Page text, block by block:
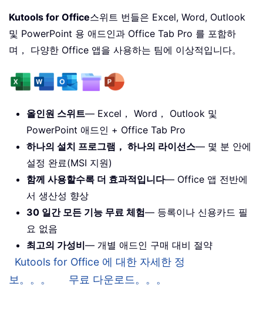
Kutools for Office스위트 번들은 Excel, Word, Outlook
및 PowerPoint 용 애드인과 Office Tab Pro 를 포함하
며， 다양한 Office 앱을 사용하는 팀에 이상적입니다。
올인원 스위트— Excel， Word， Outlook 및
PowerPoint 애드인 + Office Tab Pro
하나의 설치 프로그램， 하나의 라이선스— 몇 분 안에
설정 완료(MSI 지원)
함께 사용할수록 더 효과적입니다— Office 앱 전반에
서 생산성 향상
30 일간 모든 기능 무료 체험— 등록이나 신용카드 필
요 없음
최고의 가성비— 개별 애드인 구매 대비 절약
Kutools for Office 에 대한 자세한 정
보。。。
무료 다운로드。。。